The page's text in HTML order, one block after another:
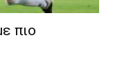
πιο